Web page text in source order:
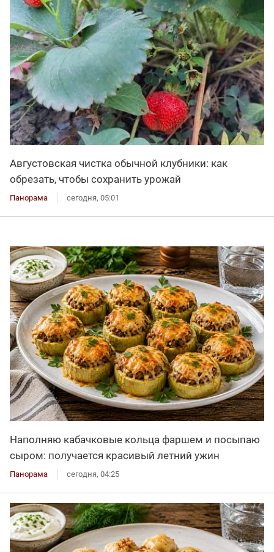
Августовская чистка обычной клубники: как
обрезать, чтобы сохранить урожай
Панорама сегодня, 05:01
Наполняю кабачковые кольца фаршем и посыпаю
сыром: получается красивый летний ужин
Панорама сегодня, 04:25